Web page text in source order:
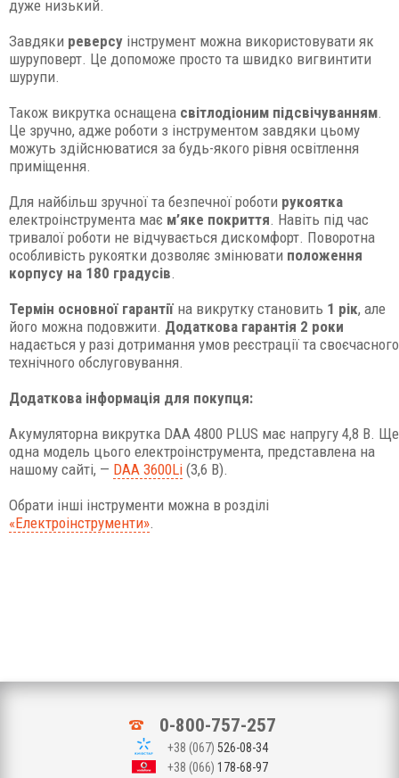
дуже низький.
Завдяки реверсу інструмент можна використовувати як
шуруповерт. Це допоможе просто та швидко вигвинтити
шурупи.
Також викрутка оснащена світлодіоним підсвічуванням.
Це зручно, адже роботи з інструментом завдяки цьому
можуть здійснюватися за будь-якого рівня освітлення
приміщення.
Для найбільш зручної та безпечної роботи рукоятка
електроінструмента має м’яке покриття. Навіть під час
тривалої роботи не відчувається дискомфорт. Поворотна
особливість рукоятки дозволяє змінювати положення
корпусу на 180 градусів.
Термін основної гарантіїна викрутку становить 1 рік, але
його можна подовжити. Додаткова гарантія 2 роки
надається у разі дотримання умов реєстрації та своєчасного
технічного обслуговування.
Додаткова інформація для покупця:
Акумуляторна викрутка DAA 4800 PLUS має напругу 4,8 В. Ще
одна модель цього електроінструмента, представлена на
нашому сайті, — DAA 3600Li (3,6 В).
Обрати інші інструменти можна в розділі
«Електроінструменти».
0-800-757-257
+38 (067) 526-08-34
+38 (066) 178-68-97